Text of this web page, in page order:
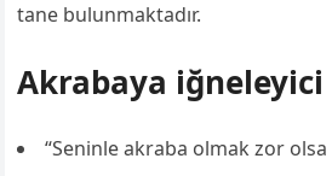
tane bulunmaktadır.
Akrabaya
“Seninle akraba olmak zor olsa